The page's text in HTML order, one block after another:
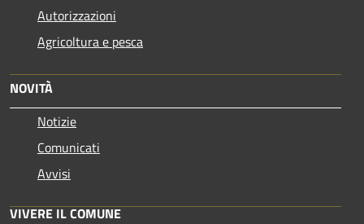
Autorizzazioni
Agricoltura e pesca
NOVITÀ
Notizie
Comunicati
Avvisi
VIVERE IL COMUNE